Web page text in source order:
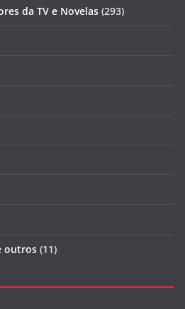
da TV e Novelas (293)
outros (11)